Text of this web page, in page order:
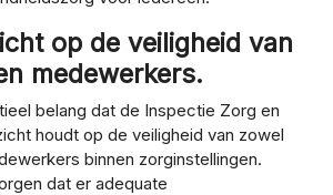
op de veiligheid van
medewerkers.
belang dat de Inspectie Zorg en
houdt op de veiligheid van zowel
binnen zorginstellingen.
dat er adequate